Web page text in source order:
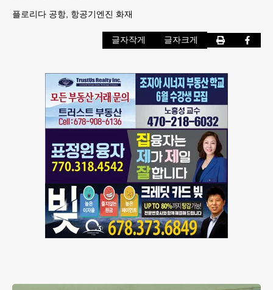
플로리다 공항, 항공기엔진 화재
글자작게 글자크게